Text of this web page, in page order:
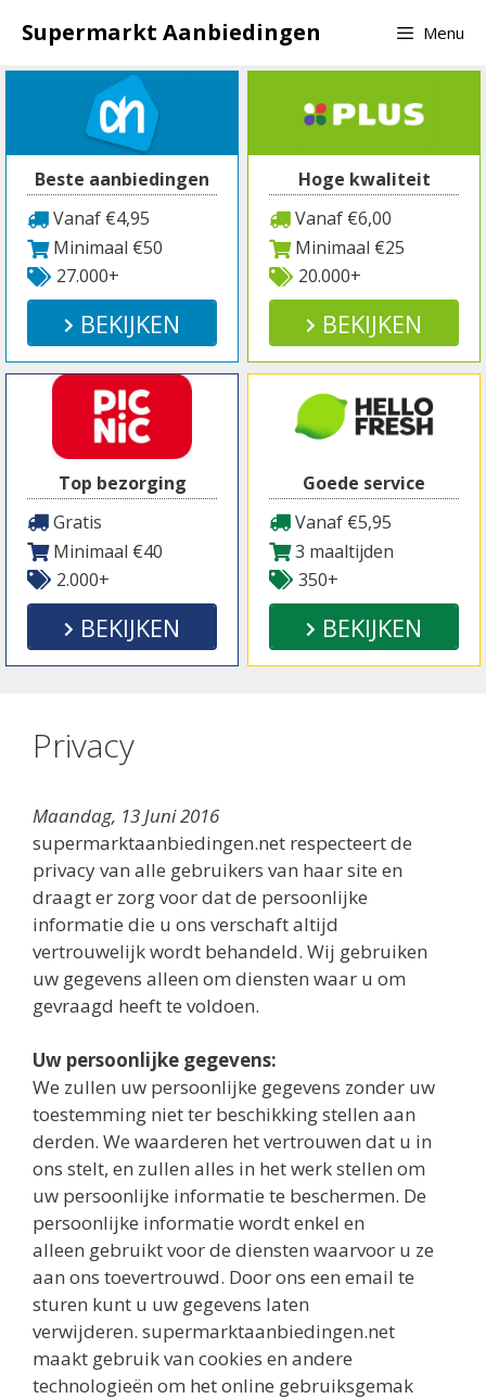
naar
inhoud
Supermarkt Aanbiedingen Menu
Beste aanbiedingen
Vanaf €4,95
Minimaal €50
27.000+
BEKIJKEN
Hoge kwaliteit
Vanaf €6,00
Minimaal €25
20.000+
BEKIJKEN
Top bezorging
Gratis
Minimaal €40
2.000+
BEKIJKEN
Goede service
Vanaf €5,95
3 maaltijden
350+
BEKIJKEN
Privacy
Maandag, 13 Juni 2016
supermarktaanbiedingen.net respecteert de
privacy van alle gebruikers van haar site en
draagt er zorg voor dat de persoonlijke
informatie die u ons verschaft altijd
vertrouwelijk wordt behandeld. Wij gebruiken
uw gegevens alleen om diensten waar u om
gevraagd heeft te voldoen.
Uw persoonlijke gegevens:
We zullen uw persoonlijke gegevens zonder uw
toestemming niet ter beschikking stellen aan
derden. We waarderen het vertrouwen dat u in
ons stelt, en zullen alles in het werk stellen om
uw persoonlijke informatie te beschermen. De
persoonlijke informatie wordt enkel en
alleen gebruikt voor de diensten waarvoor u ze
aan ons toevertrouwd. Door ons een email te
sturen kunt u uw gegevens laten
verwijderen. supermarktaanbiedingen.net
maakt gebruik van cookies en andere
technologieën om het online gebruiksgemak